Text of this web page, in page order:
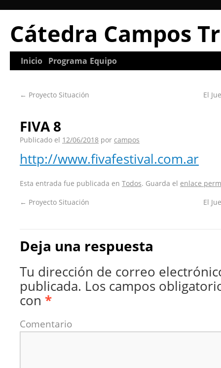
Cátedra Campos
Inicio Programa Equipo
← Proyecto Situación El
FIVA 8
Publicado el 12/06/2018 por campos
http://www.fivafestival.com.ar
Esta entrada fue publicada en Todos. Guarda el enlace
← Proyecto Situación El
Deja una respuesta
Tu dirección de correo
publicada. Los campos
con *
Comentario